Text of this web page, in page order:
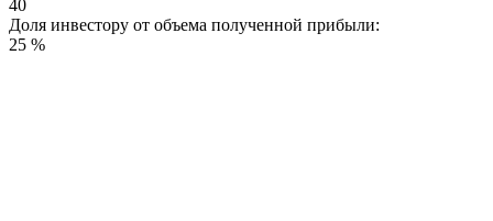
40
Доля инвестору от объема полученной прибыли:
25 %